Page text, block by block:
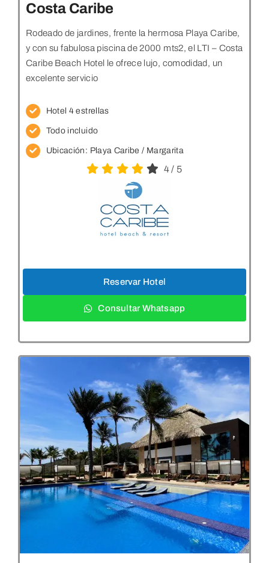
Costa Caribe
Rodeado de jardines, frente la hermosa Playa Caribe,
y con su fabulosa piscina de 2000 mts2, el LTI – Costa
Caribe Beach Hotel le ofrece lujo, comodidad, un
excelente servicio
Hotel 4 estrellas
Todo incluido
Ubicación: Playa Caribe / Margarita
4/ 5
Reservar Hotel
Consultar Whatsapp